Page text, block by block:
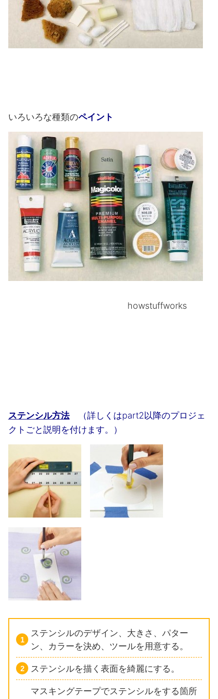
いろいろな種類のペイント
howstuffworks
ステンシル方法（詳しくはpart2以降のプロジェ
クトごと説明を付けます。）
ステンシルのデザイン、大きさ、パター
ン、カラーを決め、ツールを用意する。
ステンシルを描く表面を綺麗にする。
マスキングテープでステンシルをする箇所